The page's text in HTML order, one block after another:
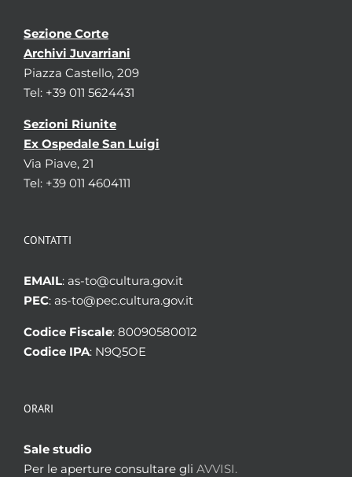
Sezione Corte
Archivi Juvarriani
Piazza Castello, 209
Tel: +39 011 5624431
Sezioni Riunite
Ex Ospedale San Luigi
Via Piave, 21
Tel: +39 011 4604111
CONTATTI
EMAIL: as-to@cultura.gov.it
PEC: as-to@pec.cultura.gov.it
Codice Fiscale: 80090580012
Codice IPA: N9Q5OE
ORARI
Sale studio
Per le aperture consultare gli AVVISI.